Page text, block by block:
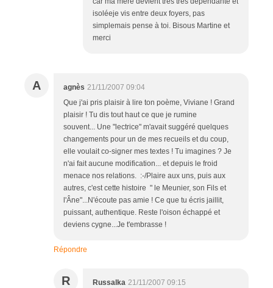
isoléeje vis entre deux foyers, pas
simplemais pense à toi. Bisous Martine et
merci
A agnès 21/11/2007 09:04
Que j'ai pris plaisir à lire ton poème, Viviane ! Grand
plaisir ! Tu dis tout haut ce que je rumine
souvent... Une "lectrice" m'avait suggéré quelques
changements pour un de mes recueils et du coup,
elle voulait co-signer mes textes ! Tu imagines ? Je
n'ai fait aucune modification... et depuis le froid
menace nos relations. :-/Plaire aux uns, puis aux
autres, c'est cette histoire " le Meunier, son Fils et
l'Âne"...N'écoute pas amie ! Ce que tu écris jaillit,
puissant, authentique. Reste l'oison échappé et
deviens cygne...Je t'embrasse !
Répondre
R Russalka 21/11/2007 09:15